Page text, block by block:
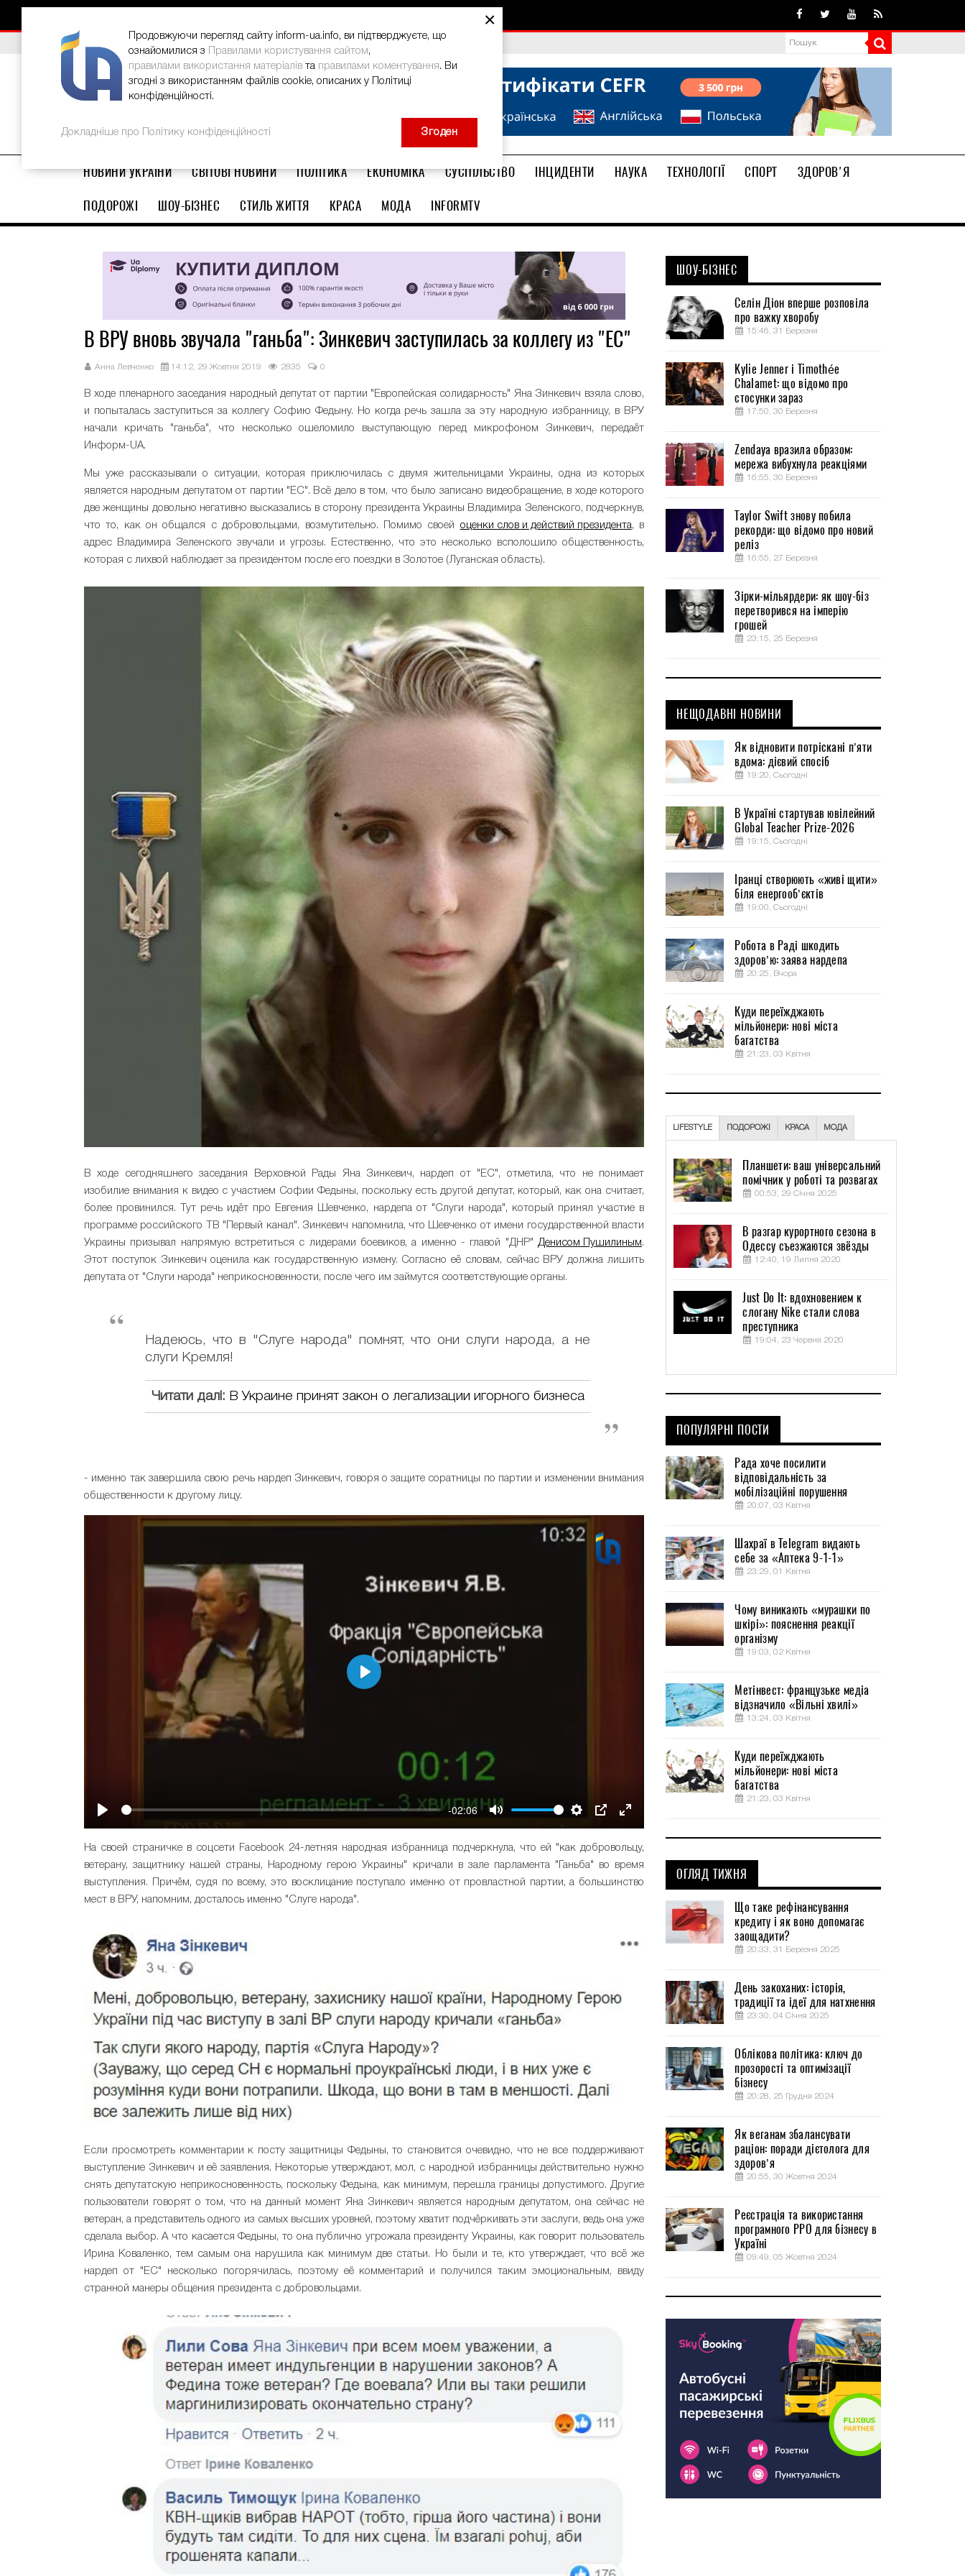
ВИБІР РЕДАКЦІЇ В Україні стартував ювілейний Global Teacher Prize-2026
НОВИНИ УКРАЇНИ СВІТОВІ НОВИНИ ПОЛІТИКА ЕКОНОМІКА СУСПІЛЬСТВО ІНЦИДЕНТИ НАУКА ТЕХНОЛОГІЇ СПОРТ
ЗДОРОВ'Я
ПОДОРОЖІ
ШОУ-БІЗНЕС СТИЛЬ ЖИТТЯ КРАСА МОДА INFORMTV
В ВРУ вновь звучала "ганьба": Зинкевич заступилась за коллегу из "ЕС"
Анна Левченко 14:12, 29 Жовтня 2019 2835 0
В ходе пленарного заседания народный депутат от партии "Европейская солидарность" Яна Зинкевич взяла слово,
и попыталась заступиться за коллегу Софию Федыну. Но когда речь зашла за эту народную избранницу, в ВРУ
начали кричать "ганьба", что несколько ошеломило выступающую перед микрофоном Зинкевич, передаёт
Информ-UA.
Мы уже рассказывали о ситуации, которая приключилась с двумя жительницами Украины, одна из которых
является народным депутатом от партии "ЕС". Всё дело в том, что было записано видеобращение, в ходе которого
две женщины довольно негативно высказались в сторону президента Украины Владимира Зеленского, подчеркнув,
что то, как он общался с добровольцами, возмутительно. Помимо своей оценки слов и действий президента, в
адрес Владимира Зеленского звучали и угрозы. Естественно, что это несколько всполошило общественность,
которая с лихвой наблюдает за президентом после его поездки в Золотое (Луганская область).
В ходе сегодняшнего заседания Верховной Рады Яна Зинкевич, нардеп от "ЕС", отметила, что не понимает
изобилие внимания к видео с участием Софии Федыны, поскольку есть другой депутат, который, как она считает,
более провинился. Тут речь идёт про Евгения Шевченко, нардепа от "Слуги народа", который принял участие в
программе российского ТВ "Первый канал". Зинкевич напомнила, что Шевченко от имени государственной власти
Украины призывал напрямую встретиться с лидерами боевиков, а именно - главой "ДНР" Денисом Пушилиным.
Этот поступок Зинкевич оценила как государственную измену. Согласно её словам, сейчас ВРУ должна лишить
депутата от "Слуги народа" неприкосновенности, после чего им займутся соответствующие органы.
Надеюсь, что в "Слуге народа" помнят, что они слуги народа, а не
слуги Кремля!
Читати далі: В Украине принят закон о легализации игорного бизнеса
- именно так завершила свою речь нардеп Зинкевич, говоря о защите соратницы по партии и изменении внимания
общественности к другому лицу.
Play
-02:06
Mute Settings
PIP Enter
fullscreen
Play
На своей страничке в соцсети Facebook 24-летняя народная избранница подчеркнула, что ей "как добровольцу,
ветерану, защитнику нашей страны, Народному герою Украины" кричали в зале парламента "Ганьба" во время
выступления. Причём, судя по всему, это восклицание поступало именно от провластной партии, а большинство
мест в ВРУ, напомним, досталось именно "Слуге народа".
Если просмотреть комментарии к посту защитницы Федыны, то становится очевидно, что не все поддерживают
выступление Зинкевич и её заявления. Некоторые утверждают, мол, с народной избранницы действительно нужно
снять депутатскую неприкосновенность, поскольку Федына, как минимум, перешла границы допустимого. Другие
пользователи говорят о том, что на данный момент Яна Зинкевич является народным депутатом, она сейчас не
ветеран, а представитель одного из самых высших уровней, поэтому хватит подчёркивать эти заслуги, ведь она уже
сделала выбор. А что касается Федыны, то она публично угрожала президенту Украины, как говорит пользователь
Ирина Коваленко, тем самым она нарушила как минимум две статьи. Но были и те, кто утверждает, что всё же
нардеп от "ЕС" несколько погорячилась, поэтому её комментарий и получился таким эмоциональным, ввиду
странной манеры общения президента с добровольцами.
ШОУ-БІЗНЕС
Селін Діон вперше розповіла
про важку хворобу
15:46, 31 Березня
Kylie Jenner і Timothée
Chalamet: що відомо про
стосунки зараз
17:50, 30 Березня
Zendaya вразила образом:
мережа вибухнула реакціями
16:55, 30 Березня
Taylor Swift знову побила
рекорди: що відомо про новий
реліз
16:55, 27 Березня
Зірки-мільярдери: як шоу-біз
перетворився на імперію
грошей
23:15, 25 Березня
НЕЩОДАВНІ НОВИНИ
Як відновити потріскані п’яти
вдома: дієвий спосіб
19:20, Сьогодні
В Україні стартував ювілейний
Global Teacher Prize-2026
19:15, Сьогодні
Іранці створюють «живі щити»
біля енергооб’єктів
19:00, Сьогодні
Робота в Раді шкодить
здоров’ю: заява нардепа
20:25, Вчора
Куди переїжджають
мільйонери: нові міста
багатства
21:23, 03 Квітня
LIFESTYLE ПОДОРОЖІ КРАСА МОДА
Планшети: ваш універсальний
помічник у роботі та розвагах
00:53, 29 Січня 2025
В разгар курортного сезона в
Одессу съезжаются звёзды
12:40, 19 Липня 2020
Just Do It: вдохновением к
слогану Nike стали слова
преступника
19:04, 23 Червня 2020
ПОПУЛЯРНІ ПОСТИ
Рада хоче посилити
відповідальність за
мобілізаційні порушення
20:07, 03 Квітня
Шахраї в Telegram видають
себе за «Аптека 9-1-1»
23:29, 01 Квітня
Чому виникають «мурашки по
шкірі»: пояснення реакції
організму
19:03, 02 Квітня
Метінвест: французьке медіа
відзначило «Вільні хвилі»
13:24, 03 Квітня
Куди переїжджають
мільйонери: нові міста
багатства
21:23, 03 Квітня
ОГЛЯД ТИЖНЯ
Що таке рефінансування
кредиту і як воно допомагає
заощадити?
20:33, 31 Березня 2025
День закоханих: історія,
традиції та ідеї для натхнення
23:30, 04 Січня 2025
Облікова політика: ключ до
прозорості та оптимізації
бізнесу
20:28, 25 Грудня 2024
Як веганам збалансувати
раціон: поради дієтолога для
здоров’я
20:55, 30 Жовтня 2024
Реєстрація та використання
програмного РРО для бізнесу в
Україні
09:49, 05 Жовтня 2024
×
Продовжуючи перегляд сайту inform-ua.info, ви підтверджуєте, що
ознайомилися з
Правилами користування сайтом,
правилами використання матеріалів та правилами коментування. Ви
згодні з використанням файлів cookie, описаних у Політиці
конфіденційності.
Докладніше про Політику конфіденційності Згоден